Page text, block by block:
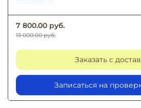
7 800.00 руб.
13 000.00 руб.
Заказать с
Записаться на